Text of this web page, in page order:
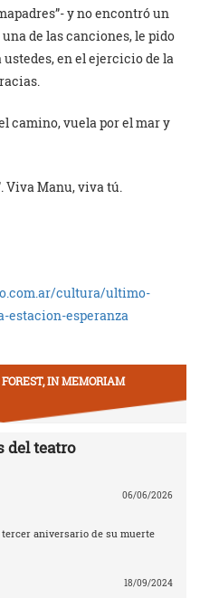
y no encontró un
de las canciones, le pido
ustedes, en el ejercicio de la
camino, vuela por el mar y
Viva Manu, viva tú.
cultura/ultimo-
estacion-esperanza
IN MEMORIAM
del teatro
06/06/2026
tercer aniversario de su muerte
18/09/2024